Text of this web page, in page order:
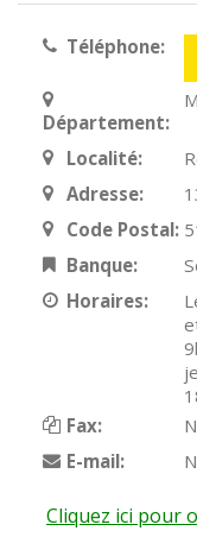
Téléphone:
Département:
Localité:
Adresse:
Code Postal:
Banque:
Horaires:
Fax:
E-mail:
Cliquez ici pour